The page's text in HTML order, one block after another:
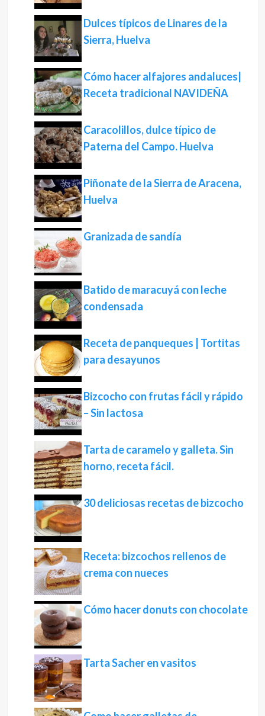
Dulces típicos de Linares de la
Sierra, Huelva
Cómo hacer alfajores andaluces|
Receta tradicional NAVIDEÑA
Caracolillos, dulce típico de
Paterna del Campo. Huelva
Piñonate de la Sierra de Aracena,
Huelva
Granizada de sandía
Batido de maracuyá con leche
condensada
Receta de panqueques | Tortitas
para desayunos
Bizcocho con frutas fácil y rápido
– Sin lactosa
Tarta de caramelo y galleta. Sin
horno, receta fácil.
30 deliciosas recetas de bizcocho
Receta: bizcochos rellenos de
crema con nueces
Cómo hacer donuts con chocolate
Tarta Sacher en vasitos